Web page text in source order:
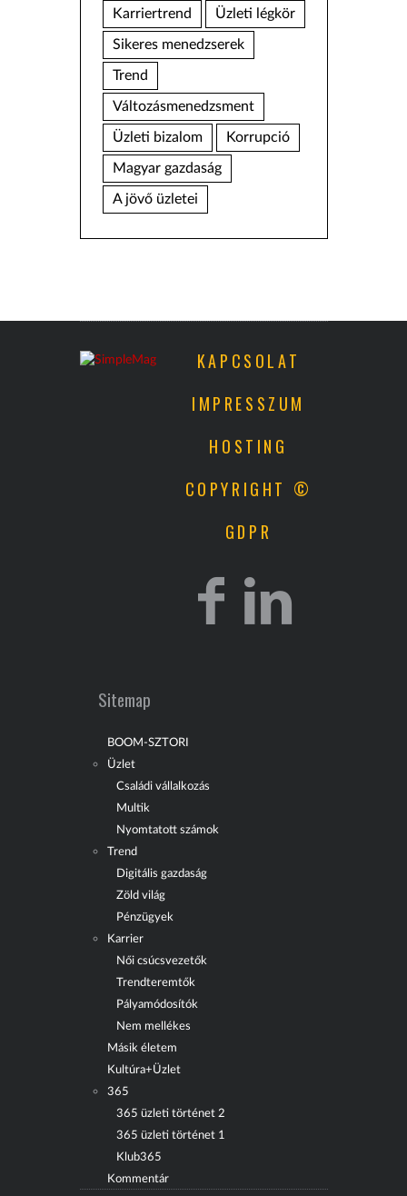
Karriertrend Üzleti légkör
Sikeres menedzserek
Trend
Változásmenedzsment
Üzleti bizalom Korrupció
Magyar gazdaság
A jövő üzletei
KAPCSOLAT
IMPRESSZUM
HOSTING
COPYRIGHT ©
GDPR
Sitemap
BOOM-SZTORI
Üzlet
Családi vállalkozás
Multik
Nyomtatott számok
Trend
Digitális gazdaság
Zöld világ
Pénzügyek
Karrier
Női csúcsvezetők
Trendteremtők
Pályamódosítók
Nem mellékes
Másik életem
Kultúra+Üzlet
365
365 üzleti történet 2
365 üzleti történet 1
Klub365
Kommentár